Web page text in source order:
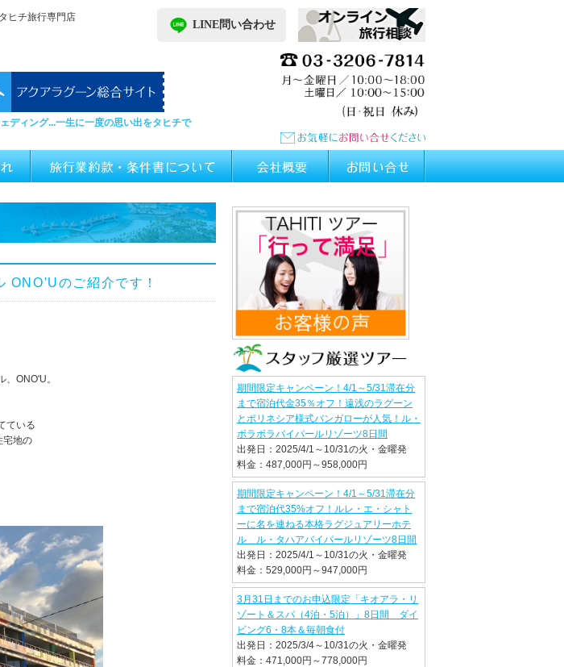
ヒチ旅行専門店
LINE問い合わせ
ディング...一生に一度の思い出をタヒチで
のご紹介です！
ONO'U。
ている
宅地の
期間限定キャンペーン！4/1～5/31滞在分
まで宿泊代金35％オフ！遠浅のラグーン
とポリネシア様式バンガローが人気！ル・
ボラボラバイパールリゾーツ8日間
出発日：2025/4/1～10/31の火・金曜発
料金：487,000円～958,000円
期間限定キャンペーン！4/1～5/31滞在分
まで宿泊代35%オフ！ルレ・エ・シャト
ーに名を連ねる本格ラグジュアリーホテ
ル ル・タハアバイパールリゾーツ8日間
出発日：2025/4/1～10/31の火・金曜発
料金：529,000円～947,000円
3月31日までのお申込限定「キオアラ・リ
ゾート＆スパ（4泊・5泊）」8日間 ダイ
ビング6・8本＆毎朝食付
出発日：2025/3/4～10/31の火・金曜発
料金：471,000円～778,000円